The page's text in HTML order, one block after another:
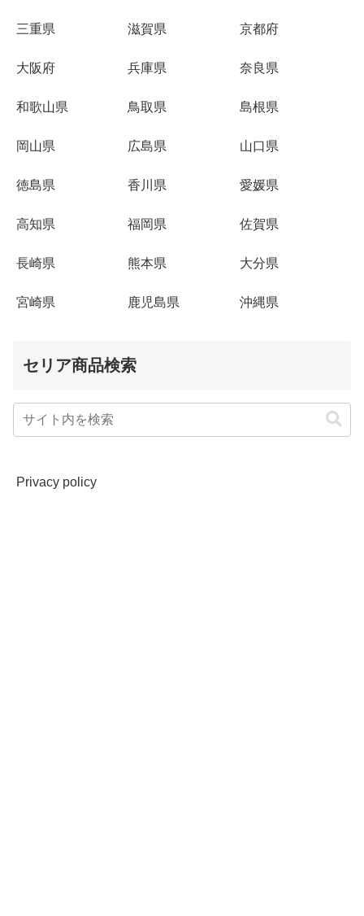
三重県 滋賀県 京都府
大阪府 兵庫県 奈良県
和歌山県 鳥取県 島根県
岡山県 広島県 山口県
徳島県 香川県 愛媛県
高知県 福岡県 佐賀県
長崎県 熊本県 大分県
宮崎県 鹿児島県 沖縄県
セリア商品検索
Privacy policy